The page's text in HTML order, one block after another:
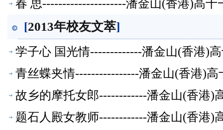
春 思---------------------潘金山(香港)高十
[2013年校友文萃]
学子心 国光情-------------潘金山(香港)
青丝蝶夹情----------------潘金山(香港)
故乡的摩托女郎------------潘金山(香港)
题石人殿女教师------------潘金山(香港)